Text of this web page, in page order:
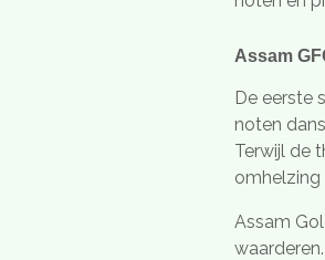
Assam
De eerste
noten
Terwijl de
omhelzing
Assam